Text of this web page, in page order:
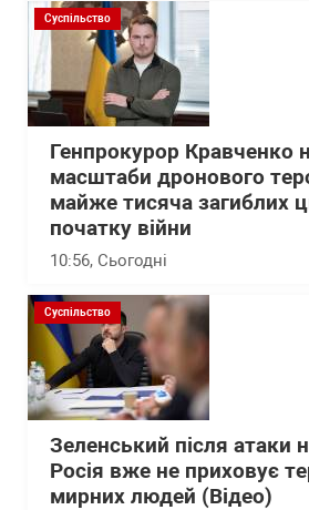
Суспільство
Генпрокурор Кравченко
масштаби дронового
майже тисяча загиблих
початку війни
10:56, Сьогодні
Суспільство
Зеленський після атаки
Росія вже не приховує
мирних людей (Відео)